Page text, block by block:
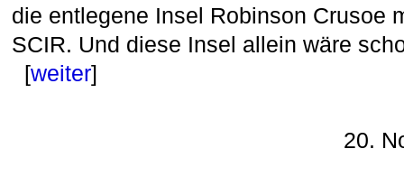
die entlegene Insel Robinson Crusoe
SCIR. Und diese Insel allein wäre
[weiter]
20.